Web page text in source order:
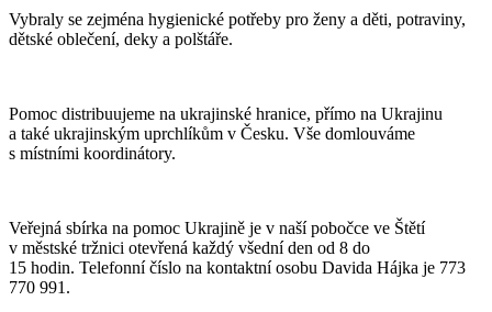
Vybraly se zejména hygienické potřeby pro ženy a děti, potraviny,
dětské oblečení, deky a polštáře.
Pomoc distribuujeme na ukrajinské hranice, přímo na Ukrajinu
a také ukrajinským uprchlíkům v Česku. Vše domlouváme
s místními koordinátory.
Veřejná sbírka na pomoc Ukrajině je v naší pobočce ve Štětí
v městské tržnici otevřená každý všední den od 8 do
15 hodin. Telefonní číslo na kontaktní osobu Davida Hájka je 773
770 991.